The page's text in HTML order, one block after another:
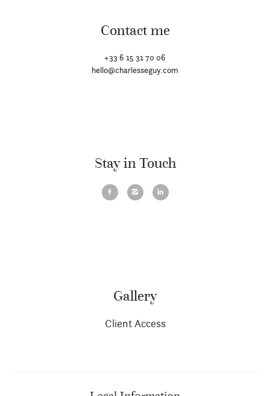
Contact me
+33 6 15 31 70 06
hello@charlesseguy.com
Stay in Touch
Gallery
Client Access